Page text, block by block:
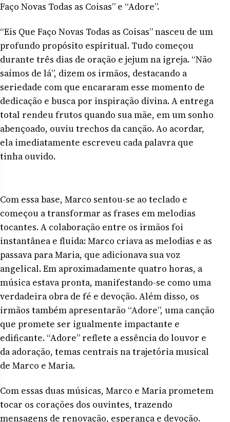
Faço Novas Todas as Coisas” e “Adore”.
“Eis Que Faço Novas Todas as Coisas” nasceu de um
profundo propósito espiritual. Tudo começou
durante três dias de oração e jejum na igreja. “Não
saímos de lá”, dizem os irmãos, destacando a
seriedade com que encararam esse momento de
dedicação e busca por inspiração divina. A entrega
total rendeu frutos quando sua mãe, em um sonho
abençoado, ouviu trechos da canção. Ao acordar,
ela imediatamente escreveu cada palavra que
tinha ouvido.
Com essa base, Marco sentou-se ao teclado e
começou a transformar as frases em melodias
tocantes. A colaboração entre os irmãos foi
instantânea e fluida: Marco criava as melodias e as
passava para Maria, que adicionava sua voz
angelical. Em aproximadamente quatro horas, a
música estava pronta, manifestando-se como uma
verdadeira obra de fé e devoção. Além disso, os
irmãos também apresentarão “Adore”, uma canção
que promete ser igualmente impactante e
edificante. “Adore” reflete a essência do louvor e
da adoração, temas centrais na trajetória musical
de Marco e Maria.
Com essas duas músicas, Marco e Maria prometem
tocar os corações dos ouvintes, trazendo
mensagens de renovação, esperança e devoção.